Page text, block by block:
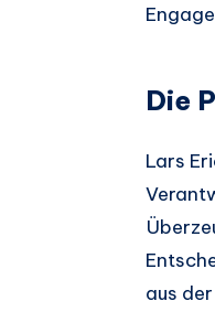
Die
Lars
aus